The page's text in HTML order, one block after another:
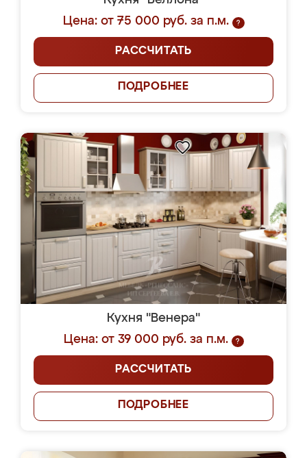
Цена: от 75 000 руб. за п.м.
?
РАССЧИТАТЬ
ПОДРОБНЕЕ
Кухня "Венера"
Цена: от 39 000 руб. за п.м.
?
РАССЧИТАТЬ
ПОДРОБНЕЕ